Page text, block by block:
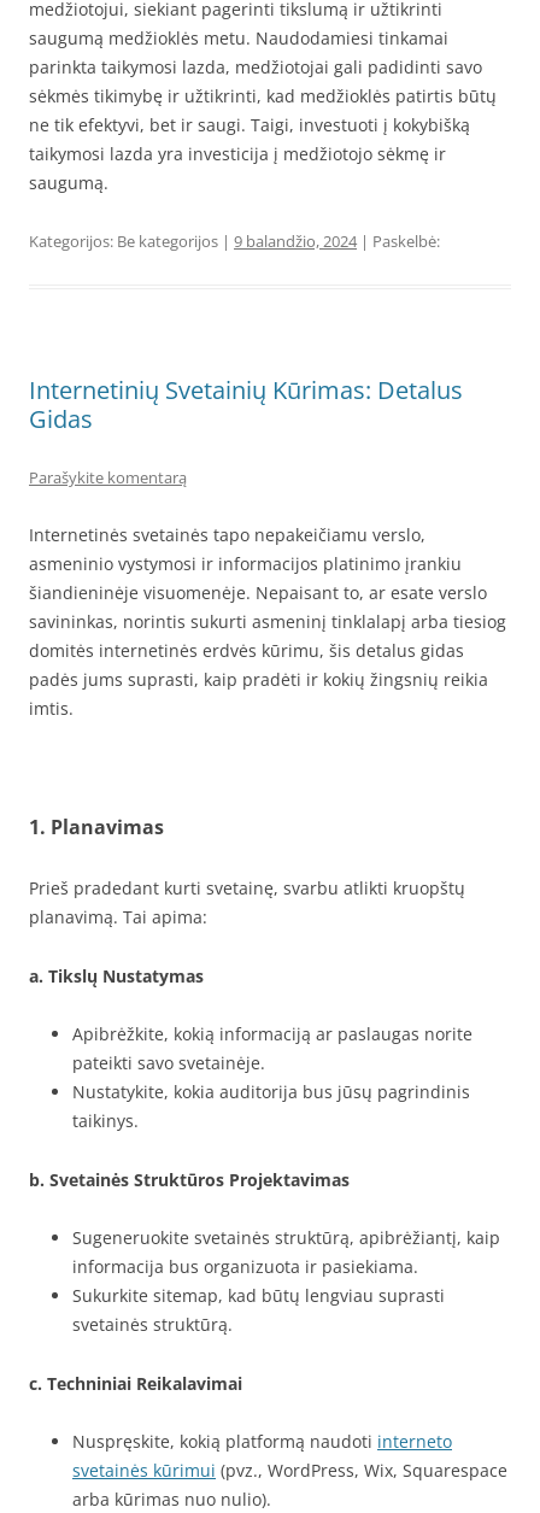
medžiotojui, siekiant pagerinti tikslumą ir užtikrinti
saugumą medžioklės metu. Naudodamiesi tinkamai
parinkta taikymosi lazda, medžiotojai gali padidinti savo
sėkmės tikimybę ir užtikrinti, kad medžioklės patirtis būtų
ne tik efektyvi, bet ir saugi. Taigi, investuoti į kokybišką
taikymosi lazda yra investicija į medžiotojo sėkmę ir
saugumą.
Kategorijos: Be kategorijos | 9 balandžio, 2024 | Paskelbė:
Internetinių Svetainių Kūrimas: Detalus
Gidas
Parašykite komentarą
Internetinės svetainės tapo nepakeičiamu verslo,
asmeninio vystymosi ir informacijos platinimo įrankiu
šiandieninėje visuomenėje. Nepaisant to, ar esate verslo
savininkas, norintis sukurti asmeninį tinklalapį arba tiesiog
domitės internetinės erdvės kūrimu, šis detalus gidas
padės jums suprasti, kaip pradėti ir kokių žingsnių reikia
imtis.
1. Planavimas
Prieš pradedant kurti svetainę, svarbu atlikti kruopštų
planavimą. Tai apima:
a. Tikslų Nustatymas
Apibrėžkite, kokią informaciją ar paslaugas norite
pateikti savo svetainėje.
Nustatykite, kokia auditorija bus jūsų pagrindinis
taikinys.
b. Svetainės Struktūros Projektavimas
Sugeneruokite svetainės struktūrą, apibrėžiantį, kaip
informacija bus organizuota ir pasiekiama.
Sukurkite sitemap, kad būtų lengviau suprasti
svetainės struktūrą.
c. Techniniai Reikalavimai
Nuspręskite, kokią platformą naudoti interneto
svetainės kūrimui (pvz., WordPress, Wix, Squarespace
arba kūrimas nuo nulio).